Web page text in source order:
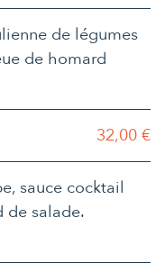
de légumes
de homard
32,00 €
sauce cocktail
de salade.